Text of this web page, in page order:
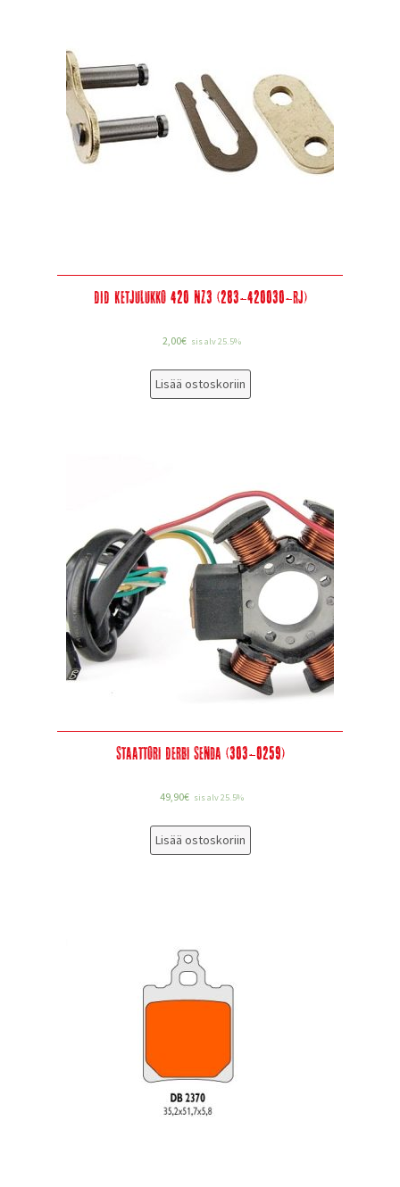
DID Ketjulukko 420 NZ3 (283-420030-RJ)
2,00€ sis alv 25.5%
Lisää ostoskoriin
Staattori Derbi Senda (303-0259)
49,90€ sis alv 25.5%
Lisää ostoskoriin